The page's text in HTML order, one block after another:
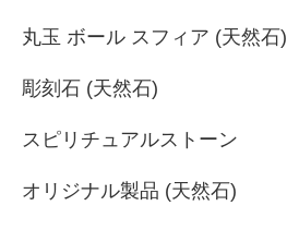
丸玉 ボール スフィア (天然石)
彫刻石 (天然石)
スピリチュアルストーン
オリジナル製品 (天然石)